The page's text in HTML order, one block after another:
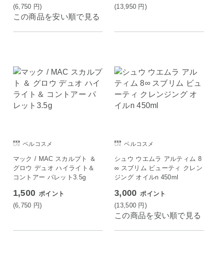
(6,750 円)
この商品を安い順で見る
(13,950 円 )
ベルコスメ
マック / MAC スカルプト ＆
グロウ デュオ ハイライト＆
コントアー パレット3.5g
1,500 ポイント
(6,750 円)
ベルコスメ
シュウ ウエムラ アルティム 8
∞ スブリム ビューティ クレン
ジング オイルn 450ml
3,000 ポイント
(13,500 円 )
この商品を安い順で見る